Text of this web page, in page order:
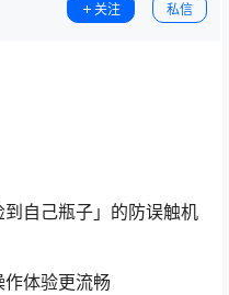
关注 私信
自己瓶子」的防误触机
体验更流畅